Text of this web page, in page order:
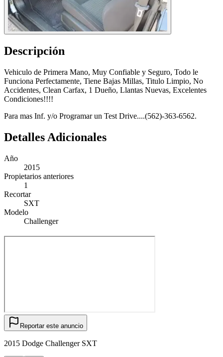
Descripción
Vehiculo de Primera Mano, Muy Confiable y Seguro, Todo le
Funciona Perfectamente, Tiene Bajas Millas, Titulo Limpio, No
Accidentes, Clean Carfax, 1 Dueño, Llantas Nuevas, Excelentes
Condiciones!!!!
Para mas Inf. y/o Programar un Test Drive....(562)-363-6562.
Detalles Adicionales
Año
2015
Propietarios anteriores
1
Recortar
SXT
Modelo
Challenger
Reportar este anuncio
2015 Dodge Challenger SXT